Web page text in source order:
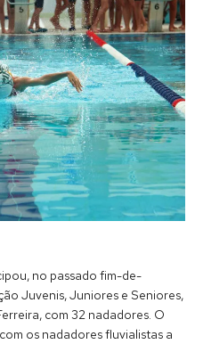
no passado fim-de-
Juvenis, Juniores e Seniores,
com 32 nadadores. O
os nadadores fluvialistas a